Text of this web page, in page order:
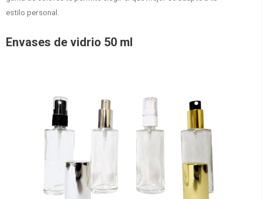
estilo personal.
Envases de vidrio 50 ml